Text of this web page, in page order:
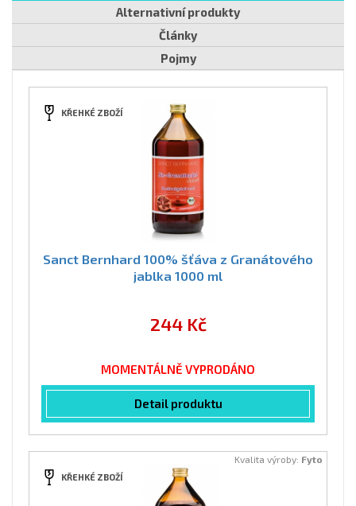
Alternativní produkty
Články
Pojmy
KŘEHKÉ ZBOŽÍ
Sanct Bernhard 100% šťáva z Granátového
jablka 1000 ml
244 Kč
MOMENTÁLNĚ VYPRODÁNO
Detail produktu
Kvalita výroby: Fyto
KŘEHKÉ ZBOŽÍ